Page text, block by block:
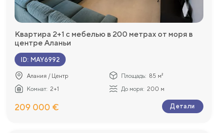
Квартира 2+1 с мебелью в 200 метрах от моря в
центре Аланьи
ID: MAY6992
Алания / Центр Площадь: 85 м²
Комнат: 2+1 До моря: 200 м
209 000 € Детали